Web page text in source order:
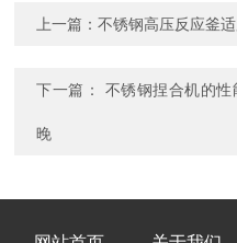
上一篇：不锈钢高压反应釜
下一篇： 不锈钢捏合机的
晚